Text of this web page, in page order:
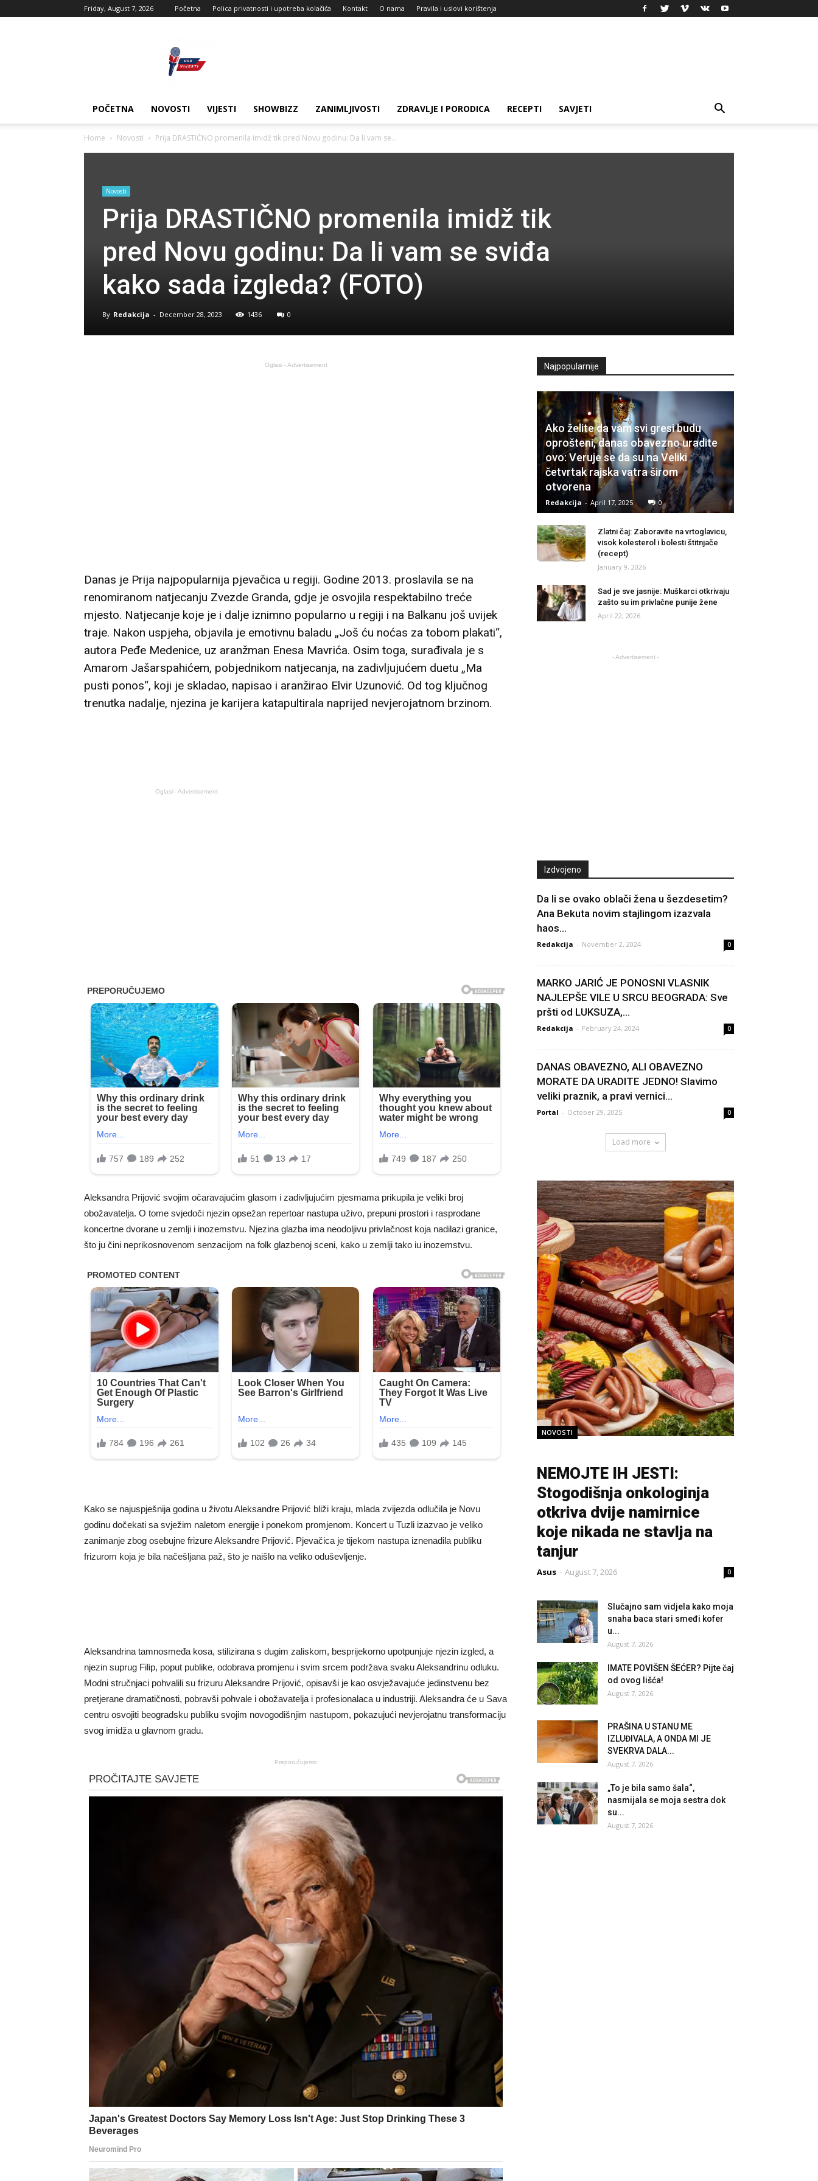
Friday, August 7, 2026 Početna Polica privatnosti i upotreba kolačića Kontakt O nama Pravila i uslovi korištenja
POČETNA NOVOSTI VIJESTI SHOWBIZZ ZANIMLJIVOSTI ZDRAVLJE I PORODICA RECEPTI SAVJETI
Home Novosti Prija DRASTIČNO promenila imidž tik pred Novu godinu: Da li vam se...
Novosti
Prija DRASTIČNO promenila imidž tik
pred Novu godinu: Da li vam se sviđa
kako sada izgleda? (FOTO)
By Redakcija - December 28, 2023 1436 0
Oglasi - Advertisement
Danas je Prija najpopularnija pjevačica u regiji. Godine 2013. proslavila se na
renomiranom natjecanju Zvezde Granda, gdje je osvojila respektabilno treće
mjesto. Natjecanje koje je i dalje iznimno popularno u regiji i na Balkanu još uvijek
traje. Nakon uspjeha, objavila je emotivnu baladu „Još ću noćas za tobom plakati“,
autora Peđe Medenice, uz aranžman Enesa Mavrića. Osim toga, surađivala je s
Amarom Jašarspahićem, pobjednikom natjecanja, na zadivljujućem duetu „Ma
pusti ponos“, koji je skladao, napisao i aranžirao Elvir Uzunović. Od tog ključnog
trenutka nadalje, njezina je karijera katapultirala naprijed nevjerojatnom brzinom.
Oglasi - Advertisement
Aleksandra Prijović svojim očaravajućim glasom i zadivljujućim pjesmama prikupila je veliki broj
obožavatelja. O tome svjedoči njezin opsežan repertoar nastupa uživo, prepuni prostori i rasprodane
koncertne dvorane u zemlji i inozemstvu. Njezina glazba ima neodoljivu privlačnost koja nadilazi granice,
što ju čini neprikosnovenom senzacijom na folk glazbenoj sceni, kako u zemlji tako iu inozemstvu.
Kako se najuspješnija godina u životu Aleksandre Prijović bliži kraju, mlada zvijezda odlučila je Novu
godinu dočekati sa svježim naletom energije i ponekom promjenom. Koncert u Tuzli izazvao je veliko
zanimanje zbog osebujne frizure Aleksandre Prijović. Pjevačica je tijekom nastupa iznenadila publiku
frizurom koja je bila načešljana paž, što je naišlo na veliko oduševljenje.
Aleksandrina tamnosmeđa kosa, stilizirana s dugim zaliskom, besprijekorno upotpunjuje njezin izgled, a
njezin suprug Filip, poput publike, odobrava promjenu i svim srcem podržava svaku Aleksandrinu odluku.
Modni stručnjaci pohvalili su frizuru Aleksandre Prijović, opisavši je kao osvježavajuće jedinstvenu bez
pretjerane dramatičnosti, pobravši pohvale i obožavatelja i profesionalaca u industriji. Aleksandra će u Sava
centru osvojiti beogradsku publiku svojim novogodišnjim nastupom, pokazujući nevjerojatnu transformaciju
svog imidža u glavnom gradu.
Preporučujemo
Najpopularnije
Ako želite da vam svi gresi budu
oprošteni, danas obavezno uradite
ovo: Veruje se da su na Veliki
četvrtak rajska vatra širom
otvorena
Redakcija - April 17, 2025 0
Zlatni čaj: Zaboravite na vrtoglavicu,
visok kolesterol i bolesti štitnjače
(recept)
January 9, 2026
Sad je sve jasnije: Muškarci otkrivaju
zašto su im privlačne punije žene
April 22, 2026
- Advertisement -
Izdvojeno
Da li se ovako oblači žena u šezdesetim?
Ana Bekuta novim stajlingom izazvala
haos...
Redakcija - November 2, 2024 0
MARKO JARIĆ JE PONOSNI VLASNIK
NAJLEPŠE VILE U SRCU BEOGRADA: Sve
pršti od LUKSUZA,...
Redakcija - February 24, 2024 0
DANAS OBAVEZNO, ALI OBAVEZNO
MORATE DA URADITE JEDNO! Slavimo
veliki praznik, a pravi vernici...
Portal - October 29, 2025 0
Load more
NOVOSTI
NEMOJTE IH JESTI:
Stogodišnja onkologinja
otkriva dvije namirnice
koje nikada ne stavlja na
tanjur
Asus - August 7, 2026 0
Slučajno sam vidjela kako moja
snaha baca stari smeđi kofer
u...
August 7, 2026
IMATE POVIŠEN ŠEĆER? Pijte čaj
od ovog lišća!
August 7, 2026
PRAŠINA U STANU ME
IZLUĐIVALA, A ONDA MI JE
SVEKRVA DALA...
August 7, 2026
„To je bila samo šala“,
nasmijala se moja sestra dok
su...
August 7, 2026